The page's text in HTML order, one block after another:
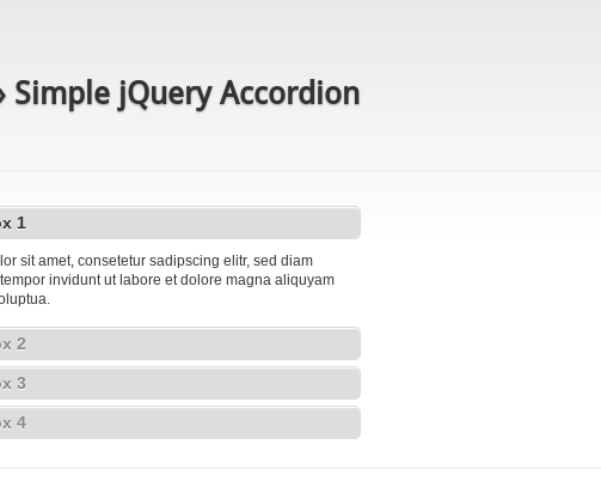
Simple jQuery Accordion
1
sit amet, consetetur sadipscing elitr, sed diam
invidunt ut labore et dolore magna aliquyam
2
3
4